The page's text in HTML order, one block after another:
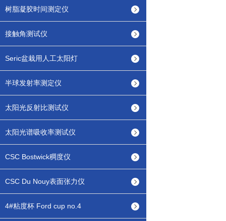
树脂凝胶时间测定仪
接触角测试仪
Seric盆栽用人工太阳灯
半球发射率测定仪
太阳光反射比测试仪
太阳光谱吸收率测试仪
CSC Bostwick稠度仪
CSC Du Nouy表面张力仪
4#粘度杯 Ford cup no.4